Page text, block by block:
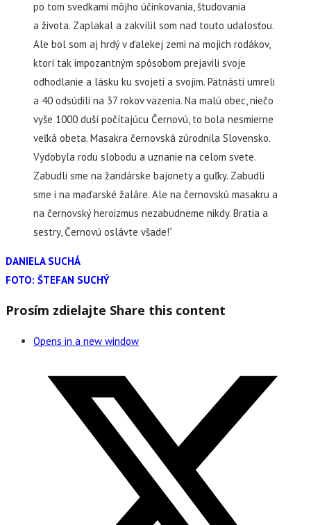
po tom svedkami môjho účinkovania, študovania
a života. Zaplakal a zakvílil som nad touto udalosťou.
Ale bol som aj hrdý v ďalekej zemi na mojich rodákov,
ktorí tak impozantným spôsobom prejavili svoje
odhodlanie a lásku ku svojeti a svojim. Pätnásti umreli
a 40 odsúdili na 37 rokov väzenia. Na malú obec, niečo
vyše 1000 duší počítajúcu Černovú, to bola nesmierne
veľká obeta. Masakra černovská zúrodnila Slovensko.
Vydobyla rodu slobodu a uznanie na celom svete.
Zabudli sme na žandárske bajonety a guľky. Zabudli
sme i na maďarské žaláre. Ale na černovskú masakru a
na černovský heroizmus nezabudneme nikdy. Bratia a
sestry, Černovú oslávte všade!“
DANIELA SUCHÁ
FOTO: ŠTEFAN SUCHÝ
Prosím zdielajte Share this content
Opens in a new window